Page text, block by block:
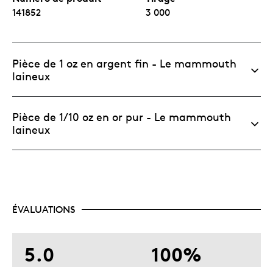
141852 3 000
Pièce de 1 oz en argent fin - Le mammouth
laineux
Pièce de 1/10 oz en or pur - Le mammouth
laineux
ÉVALUATIONS
5.0 100%